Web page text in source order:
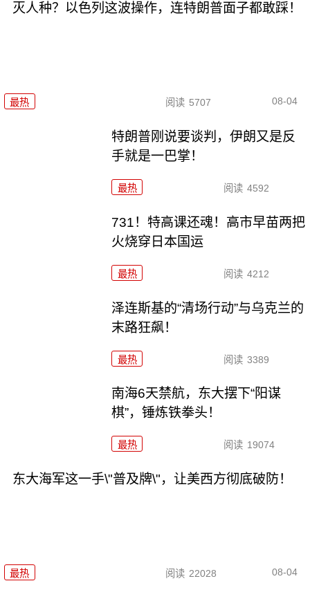
灭人种？以色列这波操作，连特朗普面子都敢踩！
最热 阅读 5707 08-04
特朗普刚说要谈判，伊朗又是反
手就是一巴掌！
最热 阅读 4592
731！特高课还魂！高市早苗两把
火烧穿日本国运
最热 阅读 4212
泽连斯基的“清场行动”与乌克兰的
末路狂飙！
最热 阅读 3389
南海6天禁航，东大摆下“阳谋
棋”，锤炼铁拳头！
最热 阅读 19074
东大海军这一手\"普及牌\"，让美西方彻底破防！
最热 阅读 22028 08-04